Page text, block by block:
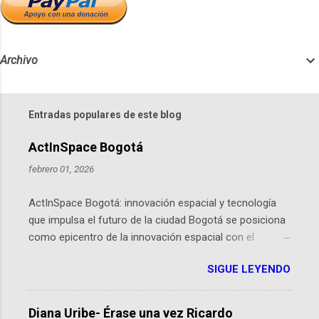
Archivo
Entradas populares de este blog
ActInSpace Bogotá
febrero 01, 2026
ActInSpace Bogotá: innovación espacial y tecnología
que impulsa el futuro de la ciudad Bogotá se posiciona
como epicentro de la innovación espacial con el
hackathon global que convierte tecnologías de la
Agencia Espacial Europea en soluciones prácticas para
la vida cotidiana. Este evento, organizado por el
SIGUE LEYENDO
Diana Uribe- Érase una vez Ricardo